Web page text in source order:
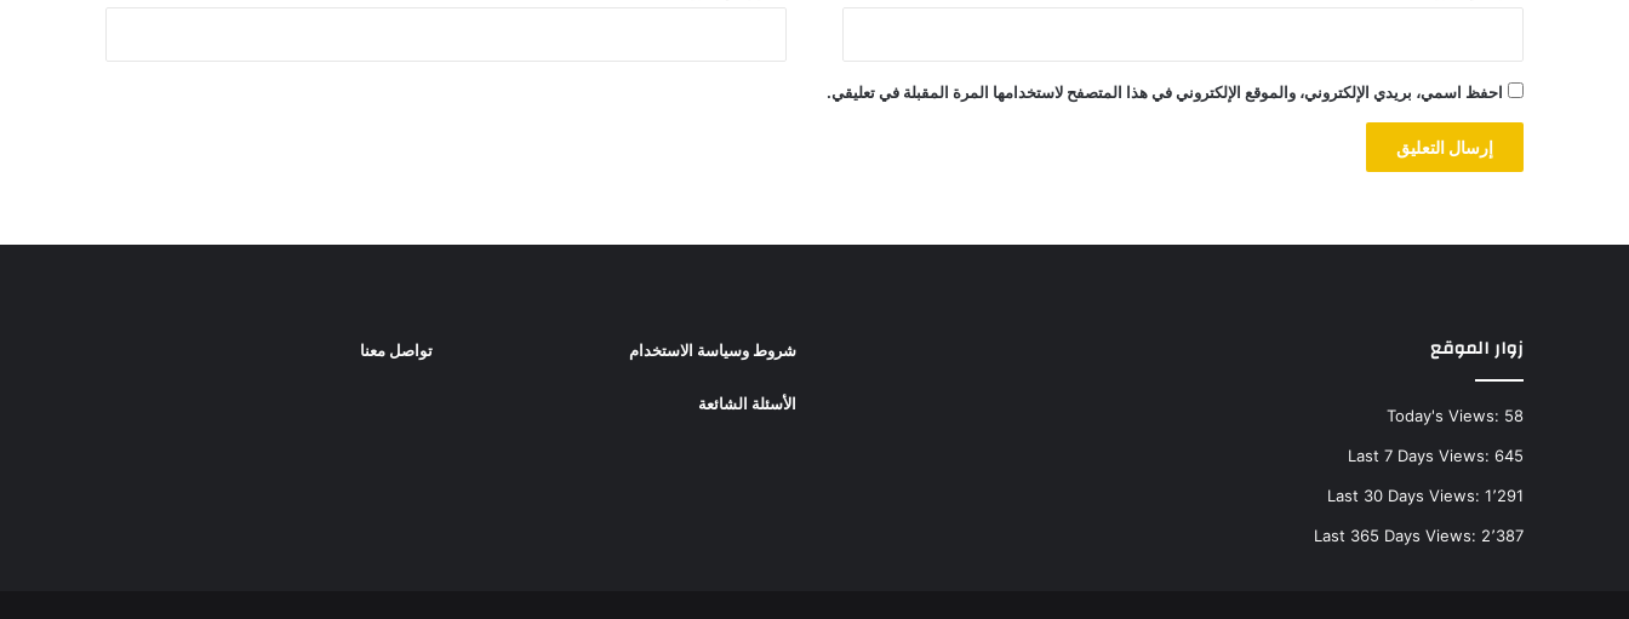
احفظ اسمي، بريدي الإلكتروني، والموقع الإلكتروني في هذا المتصفح لاستخدامها المرة المقبلة في تعليقي.
زوار الموقع
Today's Views: 58
Last 7 Days Views: 645
Last 30 Days Views: 1٬291
Last 365 Days Views: 2٬387
شروط وسياسة الاستخدام
الأسئلة الشائعة
تواصل معنا